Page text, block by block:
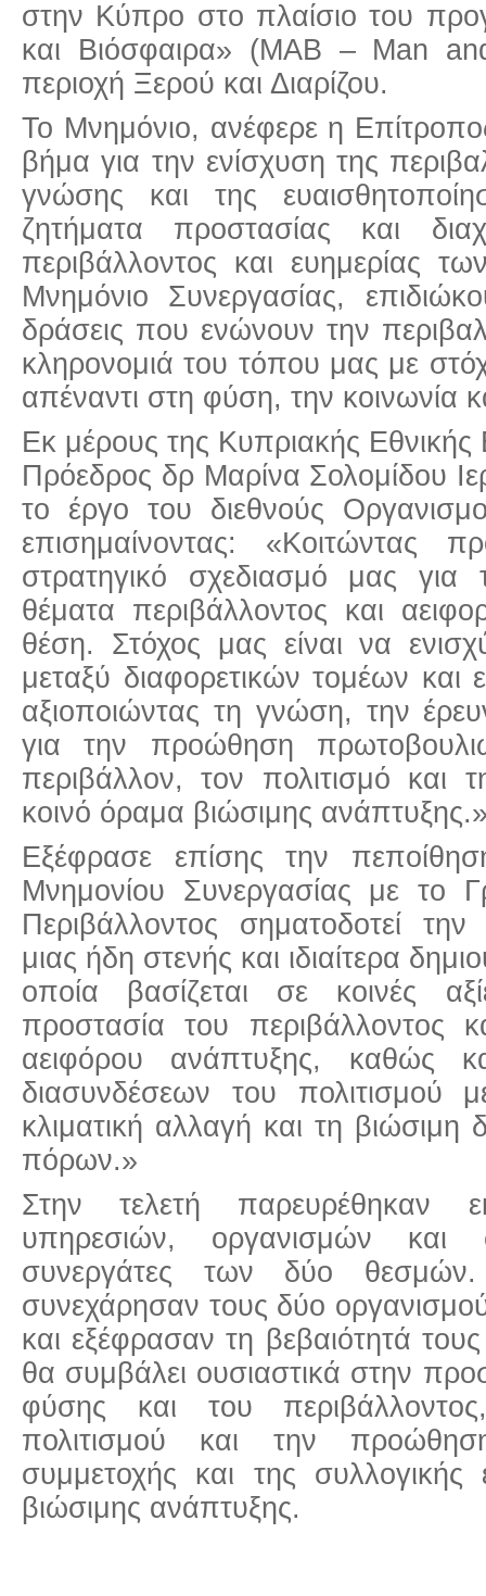
στην Κύπρο στο πλαίσιο του
και Βιόσφαιρα» (ΜΑΒ – Man
περιοχή Ξερού και Διαρίζου.
Το Μνημόνιο, ανέφερε η
βήμα για την ενίσχυση της
γνώσης και της
ζητήματα προστασίας και
περιβάλλοντος και ευημερίας
Μνημόνιο Συνεργασίας,
δράσεις που ενώνουν την
κληρονομιά του τόπου μας με
απέναντι στη φύση, την κοινωνία
Εκ μέρους της Κυπριακής
Πρόεδρος δρ Μαρίνα Σολομίδου
το έργο του διεθνούς
επισημαίνοντας: «Κοιτώντας
στρατηγικό σχεδιασμό μας
θέματα περιβάλλοντος και
θέση. Στόχος μας είναι να
μεταξύ διαφορετικών τομέων και
αξιοποιώντας τη γνώση, την
για την προώθηση
περιβάλλον, τον πολιτισμό και
κοινό όραμα βιώσιμης
Εξέφρασε επίσης την
Μνημονίου Συνεργασίας με το
Περιβάλλοντος σηματοδοτεί
μιας ήδη στενής και ιδιαίτερα
οποία βασίζεται σε κοινές
προστασία του περιβάλλοντος
αειφόρου ανάπτυξης, καθώς
διασυνδέσεων του πολιτισμού
κλιματική αλλαγή και τη βιώσιμη
πόρων.»
Στην τελετή παρευρέθηκαν
υπηρεσιών, οργανισμών
συνεργάτες των δύο θεσμών.
συνεχάρησαν τους δύο
και εξέφρασαν τη βεβαιότητά
θα συμβάλει ουσιαστικά στην
φύσης και του
πολιτισμού και την
συμμετοχής και της
βιώσιμης ανάπτυξης.